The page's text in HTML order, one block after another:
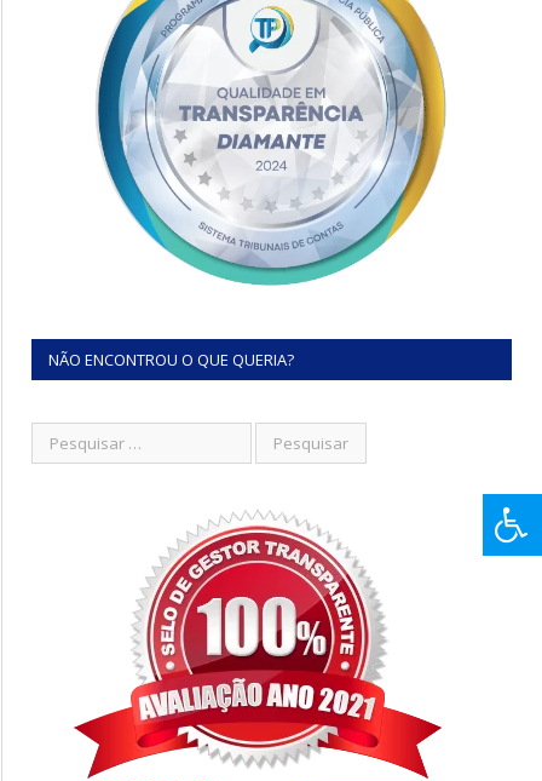
NÃO ENCONTROU O QUE QUERIA?